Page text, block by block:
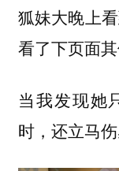
狐妹大晚上
看了下页面其
当我发现她
时，还立马伤